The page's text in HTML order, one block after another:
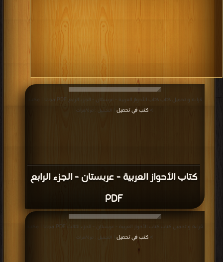
كتاب الأحواز العربية - عربستان - الجزء الرابع
PDF
قراءة و تحميل كتاب كتاب الأحواز العربية - عربستان - الجزء الرابع PDF مجانا | مكتبة
> كتب في تحميل | التحميل : مرة/مرات
قراءة و تحميل كتاب كتاب الأحواز العربية - عربستان - الجزء الثالث PDF مجانا | مكتبة
> كتب في تحميل | التحميل : مرة/مرات